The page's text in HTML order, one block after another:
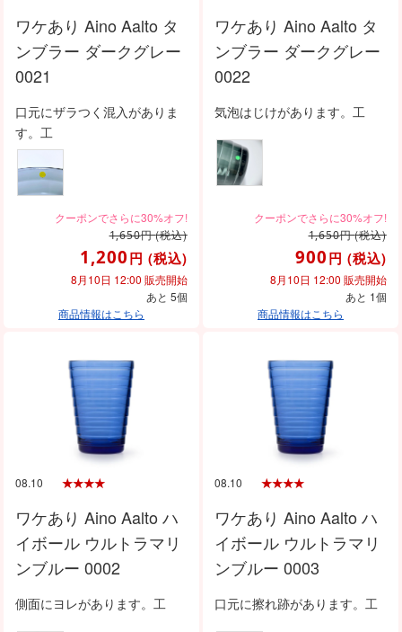
ワケあり Aino Aalto タ
ンブラー ダークグレー
0021
口元にザラつく混入がありま
す。工
1,650円(税込)
1,200円 (税込)
8月10日 12:00 販売開始
あと 5個
商品情報はこちら
ワケあり Aino Aalto タ
ンブラー ダークグレー
0022
気泡はじけがあります。工
1,650円(税込)
900円 (税込)
8月10日 12:00 販売開始
あと 1個
商品情報はこちら
08.10
ワケあり Aino Aalto ハ
イボール ウルトラマリ
ンブルー 0002
側面にヨレがあります。工
08.10
ワケあり Aino Aalto ハ
イボール ウルトラマリ
ンブルー 0003
口元に擦れ跡があります。工